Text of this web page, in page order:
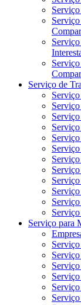
Serviço de
Serviço para